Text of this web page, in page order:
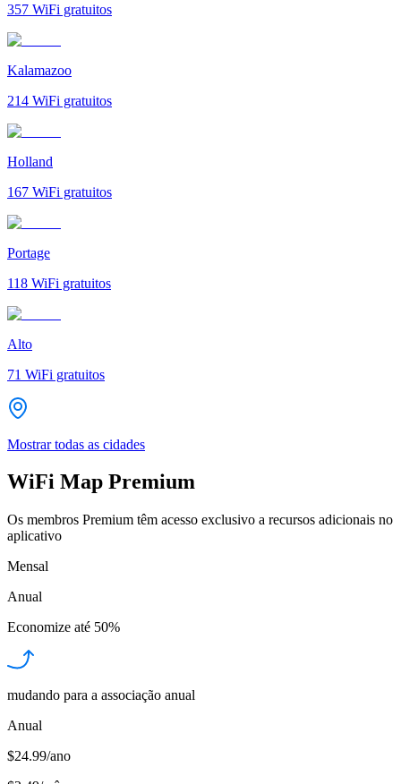
357 WiFi gratuitos
Kalamazoo
214 WiFi gratuitos
Holland
167 WiFi gratuitos
Portage
118 WiFi gratuitos
Alto
71 WiFi gratuitos
Mostrar todas as cidades
WiFi Map Premium
Os membros Premium têm acesso exclusivo a recursos adicionais no
aplicativo
Mensal
Anual
Economize até 50%
mudando para a associação anual
Anual
$24.99/ano